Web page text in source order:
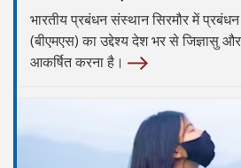
भारतीय प्रबंधन संस्थान सिरमौर में
(बीएमएस) का उद्देश्य देश भर से जिज्ञासु
आकर्षित करना है।